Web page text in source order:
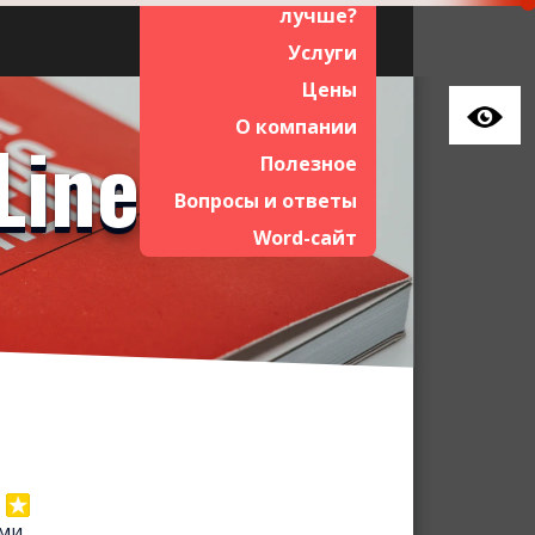
лучше?
Услуги
Цены
О компании
Полезное
Вопросы и ответы
Word-сайт